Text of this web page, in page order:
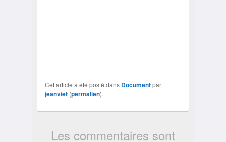
Cet article a été posté dans Documentpar
jeanviet(permalien).
Les commentaires sont